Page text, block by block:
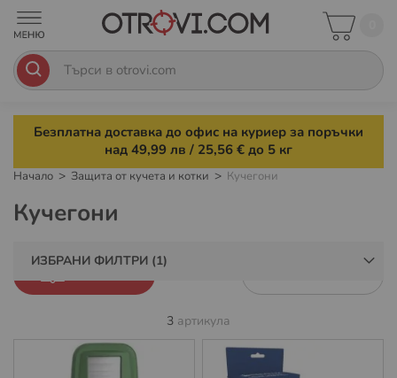
Безплатна доставка до офис на куриер за поръчки
над 49,99 лв / 25,56 € до 5 кг
Начало Защита от кучета и котки Кучегони
Кучегони
3 артикула
ИЗБРАНИ ФИЛТРИ